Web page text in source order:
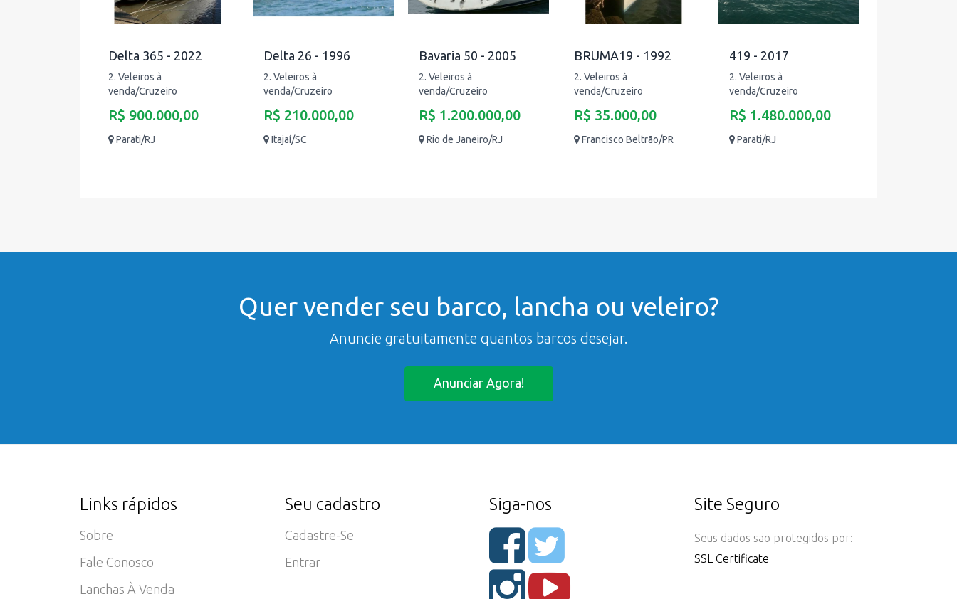
Delta 365 - 2022
2. Veleiros à
venda/Cruzeiro
R$ 900.000,00
Parati/RJ
Delta 26 - 1996
2. Veleiros à
venda/Cruzeiro
R$ 210.000,00
Itajaí/SC
Bavaria 50 - 2005
2. Veleiros à
venda/Cruzeiro
R$ 1.200.000,00
Rio de Janeiro/RJ
BRUMA19 - 1992
2. Veleiros à
venda/Cruzeiro
R$ 35.000,00
Francisco Beltrão/PR
419 - 2017
2. Veleiros à
venda/Cruzeiro
R$ 1.480.000,00
Parati/RJ
Quer vender seu barco, lancha ou veleiro?
Anuncie gratuitamente quantos barcos desejar.
Anunciar Agora!
Links rápidos
Sobre
Fale Conosco
Lanchas À Venda
Seu cadastro
Cadastre-Se
Entrar
Siga-nos Site Seguro
Seus dados são protegidos por:
SSL Certificate